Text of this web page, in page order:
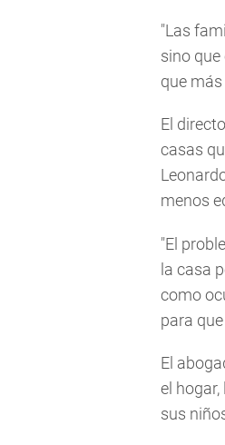
"Las
sino
que más
El
casas
menos
"El
la casa
como
para
El
el
sus